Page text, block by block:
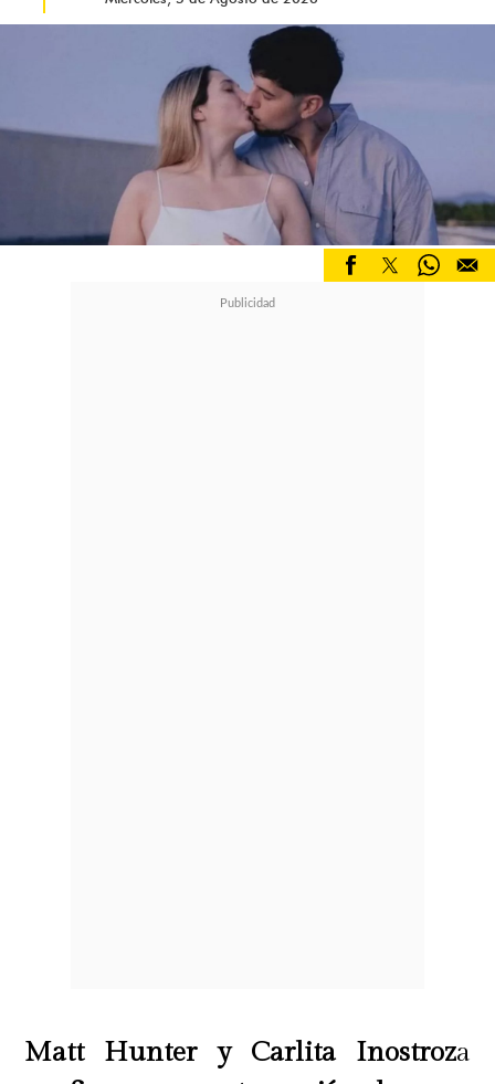
escribió junto a un
corazón rojo.
Por su parte, Vit respondió al
comentario con emojis de cariño.
Matt Hunter y Carlita Inostroza